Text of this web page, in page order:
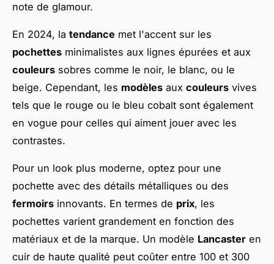
note de glamour.
En 2024, la tendance met l'accent sur les
pochettes minimalistes aux lignes épurées et aux
couleurs sobres comme le noir, le blanc, ou le
beige. Cependant, les modèles aux couleurs vives
tels que le rouge ou le bleu cobalt sont également
en vogue pour celles qui aiment jouer avec les
contrastes.
Pour un look plus moderne, optez pour une
pochette avec des détails métalliques ou des
fermoirs innovants. En termes de prix, les
pochettes varient grandement en fonction des
matériaux et de la marque. Un modèle Lancaster en
cuir de haute qualité peut coûter entre 100 et 300